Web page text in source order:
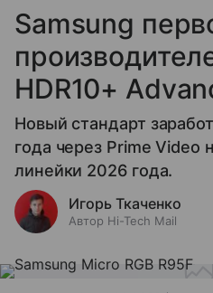
Samsung
HDR10+
Новый стандарт
года через Prime Video
линейки 2026 года.
Игорь Ткаченко
Автор Hi-Tech Mail